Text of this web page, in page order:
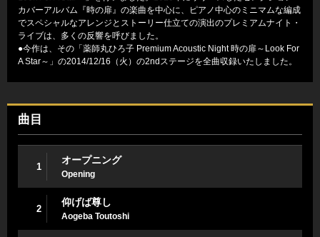
カバーアルバム『時の扉』の楽曲を中心に、ピアノ中心のミニマムな編成
でスペシャルなアレンジとストーリー仕立ての演出のプレミアムナイト・
ライブは、多くの反響を呼びました。
●今作は、その「薬師丸ひろ子 Premium Acoustic Night 時の扉～Look For
A Star～」の2014/12/16（火）の2ndステージを全曲収録いたしました。
曲目
1
オープニング
Opening
2
仰げば尊し
Aogeba Toutoshi